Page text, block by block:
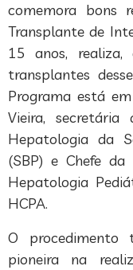
comemora bons
Transplante de
15 anos,
transplantes
Programa está
Vieira,
Hepatologia da
(SBP) e Chefe
Hepatologia
HCPA.
O procedimento
pioneira na